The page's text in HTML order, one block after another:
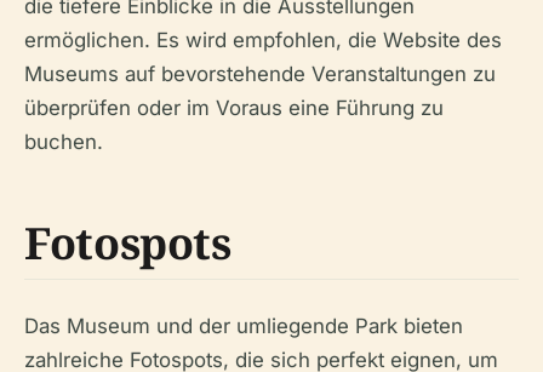
die tiefere Einblicke in die Ausstellungen
ermöglichen. Es wird empfohlen, die Website des
Museums auf bevorstehende Veranstaltungen zu
überprüfen oder im Voraus eine Führung zu
buchen.
Fotospots
Das Museum und der umliegende Park bieten
zahlreiche Fotospots, die sich perfekt eignen, um